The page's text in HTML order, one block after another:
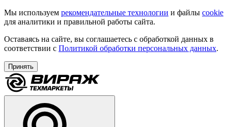
Мы используем рекомендательные технологии и файлы cookie
для аналитики и правильной работы сайта.
Оставаясь на сайте, вы соглашаетесь с обработкой данных в
соответствии с Политикой обработки персональных данных.
Принять